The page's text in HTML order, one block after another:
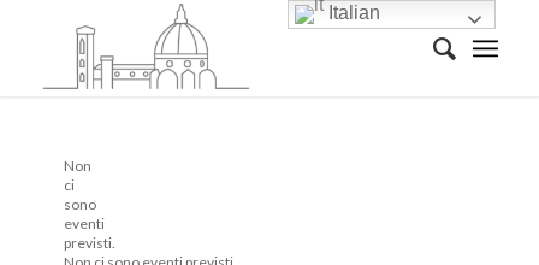
Non
ci
sono
eventi
previsti.
Italian